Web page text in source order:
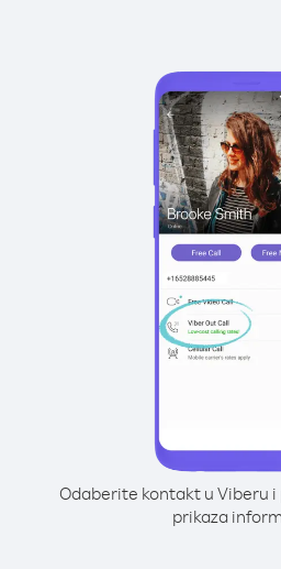
Odaberite kontakt u Viberu
prikaza